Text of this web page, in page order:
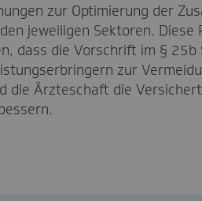
zur Optimierung der
jeweiligen Sektoren. Diese
dass die Vorschrift im § 25b
zur
die Ärzteschaft die